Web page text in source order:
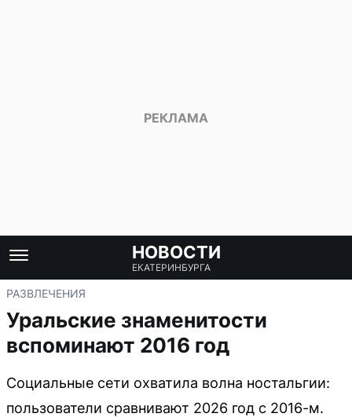
НОВОСТИ
ЕКАТЕРИНБУРГА
РАЗВЛЕЧЕНИЯ
Уральские знаменитости
вспоминают 2016 год
Социальные сети охватила волна ностальгии:
пользователи сравнивают 2026 год с 2016-м.